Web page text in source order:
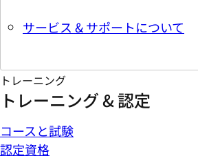
サービス & サポートについて
トレーニング
トレーニング & 認定
コースと試験
認定資格